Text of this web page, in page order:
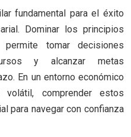
fundamental para el éxito
Dominar los principios
tomar decisiones
y alcanzar metas
En un entorno económico
comprender estos
para navegar con confianza